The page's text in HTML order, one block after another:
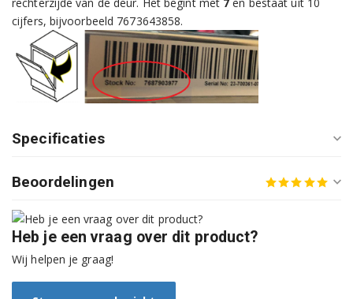
D4764BI 760698424
D4764BI 7607083342
D4764BI 7614789242
D4764BW 7606884242
D5323FW 7610483442
D5323FW 7612182942
cijfers, bijvoorbeeld 7673643858.
Specificaties
Beoordelingen
Heb je een vraag over dit product?
Wij helpen je graag!